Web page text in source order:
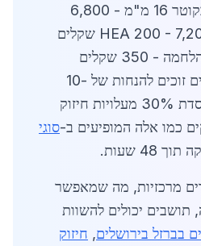
לדוגמה: מוטות ברזל בקוטר 16 מ"מ - 6,800
שקלים לטון; קורות HEA 200 - 7,200 שקלים
למטר; עבודת ריתוך והלחמה - 350 שקלים
לשעה. פרויקטים גדולים זוכים להנחות של 10-
15%, והממשלה מסבסדת 30% מעלויות חיזוק
כמו אלה המופיעים ב-סוגי
48 שעות.
מרכזיות, מה שמאפשר
תושבים יכולים להשוות
בברזל בירושלים, חיזוק